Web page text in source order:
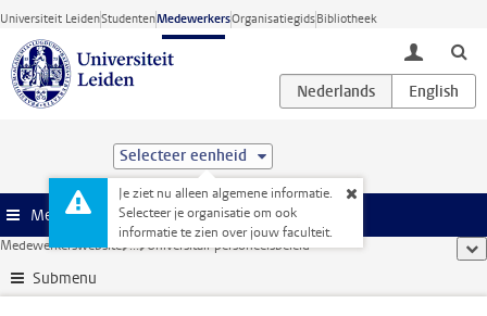
Ga direct naar de inhoud
Universiteit LeidenStudentenMedewerkersOrganisatiegidsBibliotheek
toggle
Selecteer eenheid
Je ziet nu alleen algemene informatie.
Selecteer je organisatie om ook
informatie te zien over jouw faculteit.
Menu
Medewerkerswebsite ... Universitair personeelsbeleid
Submenu